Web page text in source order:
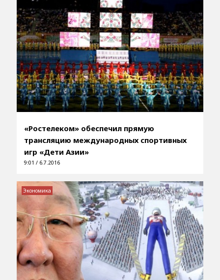
«Ростелеком» обеспечил прямую
трансляцию международных спортивных
игр «Дети Азии»
9:01 / 6.7.2016
Экономика